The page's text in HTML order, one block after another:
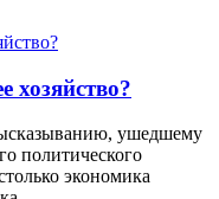
хозяйство?
ушедшему
политического
экономика